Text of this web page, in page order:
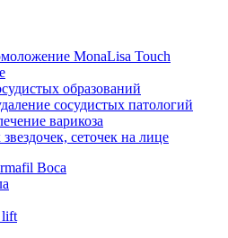
MonaLisa Touch
образований
сосудистых патологий
варикоза
сеточек на лице
Boca
lift